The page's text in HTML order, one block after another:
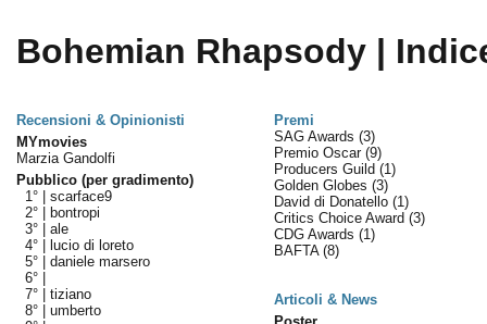
Bohemian Rhapsody |
Recensioni & Opinionisti
Premi
MYmovies
Marzia Gandolfi
Pubblico (per gradimento)
1° | scarface9
2° |
bontropi
3° | ale
4° |
lucio di loreto
5° | daniele marsero
6° |
7° | tiziano
8° | umberto
SAG Awards (3)
Premio Oscar (9)
Producers Guild (1)
Golden Globes (3)
David di Donatello (1)
Critics Choice Award (3)
CDG Awards (1)
BAFTA (8)
Articoli & News